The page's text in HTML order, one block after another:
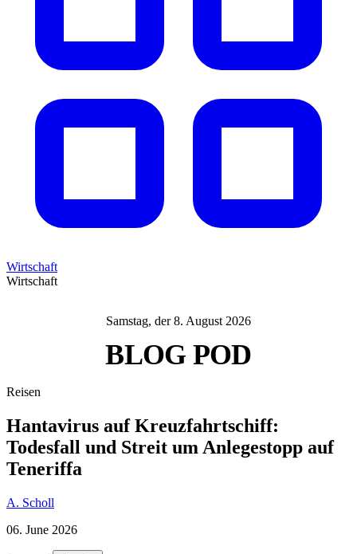
Wirtschaft
Wirtschaft
Samstag, der 8. August 2026
BLOG POD
Reisen
Hantavirus auf Kreuzfahrtschiff:
Todesfall und Streit um Anlegestopp auf
Teneriffa
A. Scholl
06. June 2026